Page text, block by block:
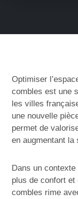
Optimiser
combles est une
les villes
une nouvelle
permet de
en augmentant la
Dans un
plus de confort et
combles rime